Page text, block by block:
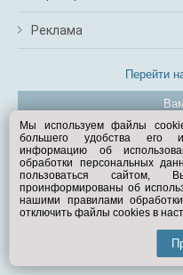
Реклама
Перейти
©
Мы используем файлы
большего удобства его
информацию об
обработки персональных
пользоваться сайтом,
проинформированы об
нашими правилами
отключить файлы cookies в